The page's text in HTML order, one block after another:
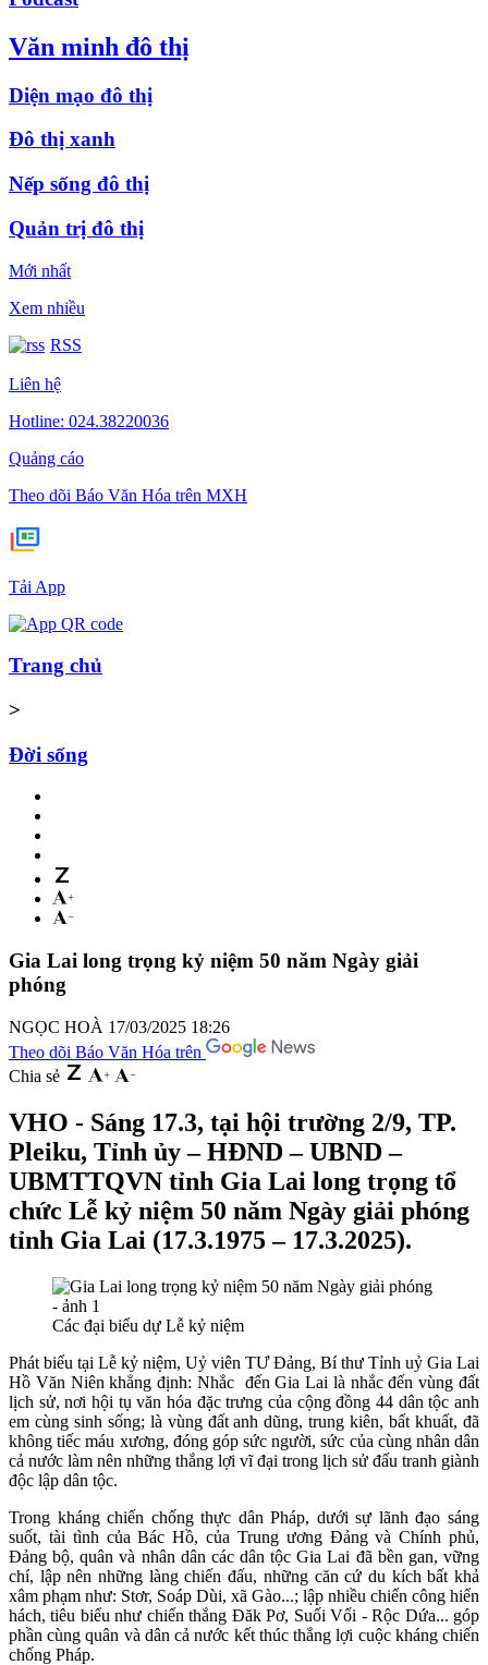
Văn minh đô thị
Diện mạo đô thị
Đô thị xanh
Nếp sống đô thị
Quản trị đô thị
Mới nhất
Xem nhiều
RSS
Liên hệ
Hotline: 024.38220036
Quảng cáo
Theo dõi Báo Văn Hóa trên MXH
Tải App
Trang chủ
>
Đời sống
Gia Lai long trọng kỷ niệm 50 năm Ngày giải
phóng
NGỌC HOÀ 17/03/2025 18:26
Theo dõi Báo Văn Hóa trên
Chia sẻ
VHO - Sáng 17.3, tại hội trường 2/9, TP.
Pleiku, Tỉnh ủy – HĐND – UBND –
UBMTTQVN tỉnh Gia Lai long trọng tổ
chức Lễ kỷ niệm 50 năm Ngày giải phóng
tỉnh Gia Lai (17.3.1975 – 17.3.2025).
Các đại biểu dự Lễ kỷ niệm
Phát biểu tại Lễ kỷ niệm, Uỷ viên TƯ Đảng, Bí thư Tỉnh uỷ Gia Lai
Hồ Văn Niên khẳng định: Nhắc đến Gia Lai là nhắc đến vùng đất
lịch sử, nơi hội tụ văn hóa đặc trưng của cộng đồng 44 dân tộc anh
em cùng sinh sống; là vùng đất anh dũng, trung kiên, bất khuất, đã
không tiếc máu xương, đóng góp sức người, sức của cùng nhân dân
cả nước làm nên những thắng lợi vĩ đại trong lịch sử đấu tranh giành
độc lập dân tộc.
Trong kháng chiến chống thực dân Pháp, dưới sự lãnh đạo sáng
suốt, tài tình của Bác Hồ, của Trung ương Đảng và Chính phủ,
Đảng bộ, quân và nhân dân các dân tộc Gia Lai đã bền gan, vững
chí, lập nên những làng chiến đấu, những căn cứ du kích bất khả
xâm phạm như: Stơr, Soáp Dùi, xã Gào...; lập nhiều chiến công hiển
hách, tiêu biểu như chiến thắng Đăk Pơ, Suối Vối - Rộc Dứa... góp
phần cùng quân và dân cả nước kết thúc thắng lợi cuộc kháng chiến
chống Pháp.